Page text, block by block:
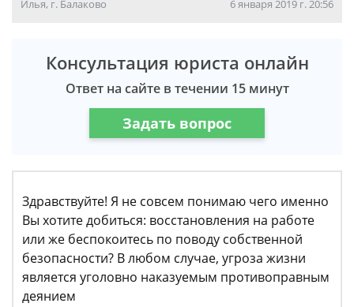
Илья, г. Балаково 6 января 2019 г. 20:56
Консультация юриста онлайн
Ответ на сайте в течении 15 минут
Задать вопрос
Здравствуйте! Я не совсем понимаю чего именно
Вы хотите добиться: восстановления на работе
или же беспокоитесь по поводу собственной
безопасности? В любом случае, угроза жизни
является уголовно наказуемым противоправным
деянием